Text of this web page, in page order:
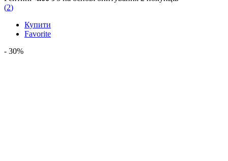
(2)
Купити
Favorite
- 30%